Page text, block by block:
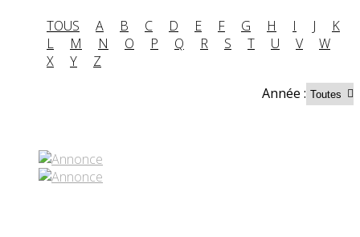
TOUS A B C D E F G H I J
K
L
M N O P Q R S T U V
W
X
Y
Z
Année :